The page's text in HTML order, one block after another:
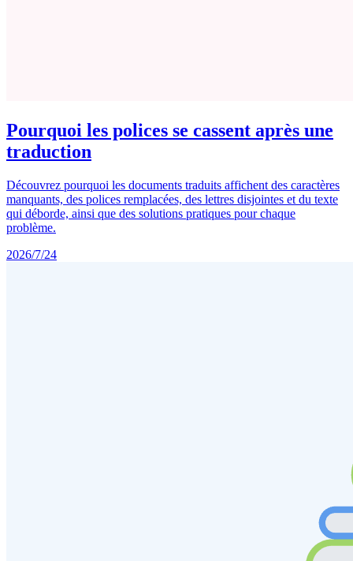
Pourquoi les polices se cassent après une
traduction
Découvrez pourquoi les documents traduits affichent des caractères
manquants, des polices remplacées, des lettres disjointes et du texte
qui déborde, ainsi que des solutions pratiques pour chaque
problème.
2026/7/24